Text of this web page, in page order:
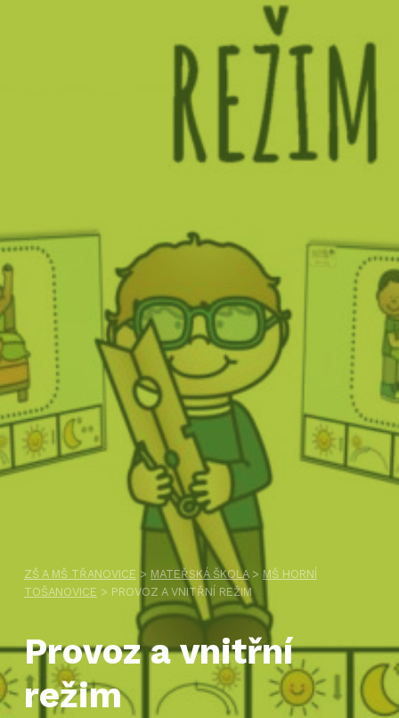
ZŠ A MŠ TŘANOVICE > MATEŘSKÁ ŠKOLA> MŠ HORNÍ
TOŠANOVICE > PROVOZ A VNITŘNÍ REŽIM
Provoz a vnitřní
režim